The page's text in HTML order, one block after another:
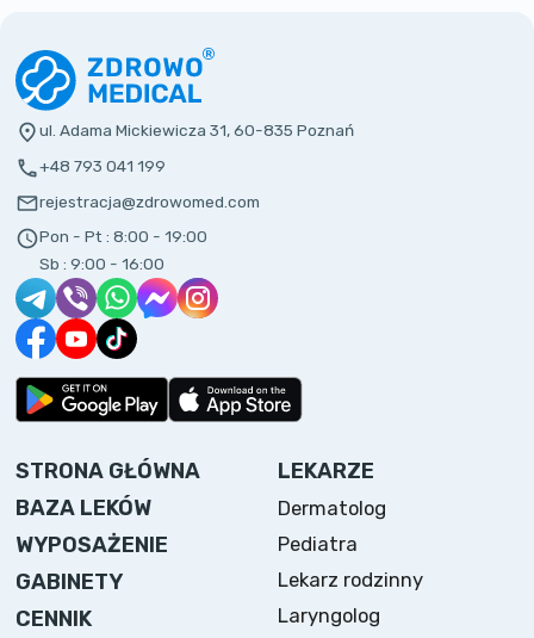
ul. Adama Mickiewicza 31, 60-835 Poznań
+48 793 041 199
rejestracja@zdrowomed.com
Pon - Pt : 8:00 - 19:00
Sb : 9:00 - 16:00
STRONA GŁÓWNA
BAZA LEKÓW
WYPOSAŻENIE
GABINETY
CENNIK
LEKARZE
Dermatolog
Pediatra
Lekarz rodzinny
Laryngolog